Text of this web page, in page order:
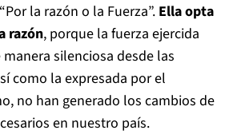
la razón o la Fuerza”.Ella opta
razón, porque la fuerza ejercida
silenciosa desde las
como la expresada por el
no han generado los cambios de
en nuestro país.